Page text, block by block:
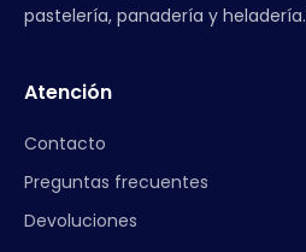
pastelería, panadería y heladería.
Atención
Contacto
Preguntas frecuentes
Devoluciones